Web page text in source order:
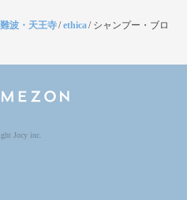
波・天王寺/ethica/ シャンプー・ブロ
Jocy inc.